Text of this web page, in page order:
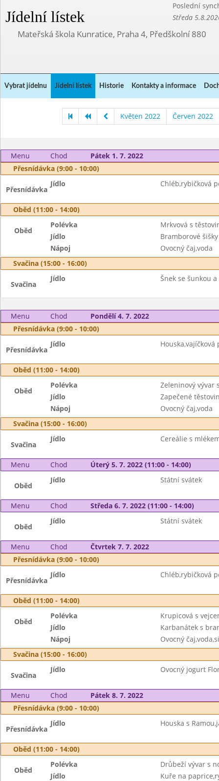
Jídelní lístek
Poslední
Středa
Mateřská škola Kunratice, Praha 4, Předškolní 880
Vybrat jídelnu Jídelní lístek Historie Kontakty a informace
Květen 2022 Červen 2022
Menu Chod
Pátek 1. 7. 2022
Přesnídávka (9:00 - 10:00)
Přesnídávka
Jídlo Chléb,rybičková
Oběd (11:00 - 14:00)
Oběd
Polévka
Mrkvová s
Jídlo
Bramborové
Nápoj
Ovocný čaj,voda
Svačina (15:00 - 16:00)
Svačina
Jídlo Šnek se šunkou
Menu Chod
Pondělí 4. 7. 2022
Přesnídávka (9:00 - 10:00)
Přesnídávka
Jídlo Houska,vajíčková
Oběd (11:00 - 14:00)
Oběd
Polévka
Zeleninový vývar
Jídlo
Zapečené
Nápoj
Ovocný čaj,voda
Svačina (15:00 - 16:00)
Svačina
Jídlo Cereálie s
Menu Chod Úterý 5. 7. 2022 (11:00 - 14:00)
Oběd
Jídlo Státní svátek
Menu Chod Středa 6. 7. 2022 (11:00 - 14:00)
Oběd
Jídlo Státní svátek
Menu Chod
Čtvrtek 7. 7. 2022
Přesnídávka (9:00 - 10:00)
Přesnídávka
Jídlo Chléb,rybičková
Oběd (11:00 - 14:00)
Oběd
Polévka
Krupicová s
Jídlo
Karbanátek s
Nápoj
Ovocný
Svačina (15:00 - 16:00)
Svačina
Jídlo Ovocný jogurt
Menu Chod
Pátek 8. 7. 2022
Přesnídávka (9:00 - 10:00)
Přesnídávka
Jídlo Houska s
Oběd (11:00 - 14:00)
Oběd
Polévka
Drůbeží vývar s
Jídlo
Kuře na